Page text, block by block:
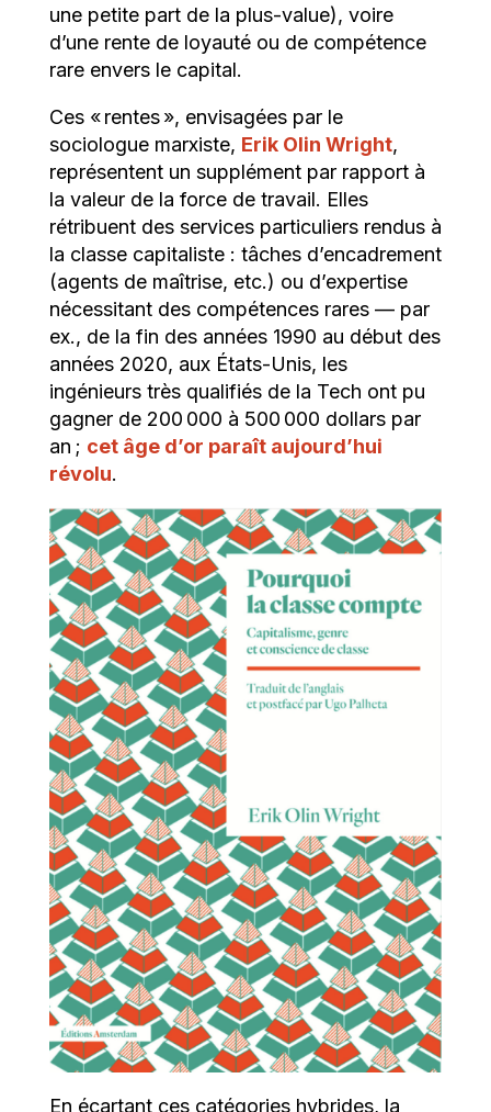
une petite part de la plus-value), voire
d’une rente de loyauté ou de compétence
rare envers le capital.
Ces « rentes », envisagées par le
sociologue marxiste, Erik Olin Wright,
représentent un supplément par rapport à
la valeur de la force de travail. Elles
rétribuent des services particuliers rendus à
la classe capitaliste : tâches d’encadrement
(agents de maîtrise, etc.) ou d’expertise
nécessitant des compétences rares — par
ex., de la fin des années 1990 au début des
années 2020, aux États-Unis, les
ingénieurs très qualifiés de la Tech ont pu
gagner de 200 000 à 500 000 dollars par
an ; cet âge d’or paraît aujourd’hui
révolu.
En écartant ces catégories hybrides, la